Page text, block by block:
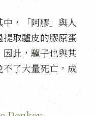
，「阿膠」與人
取驢皮的膠原蛋
此，驢子也與其
了大量死亡，成